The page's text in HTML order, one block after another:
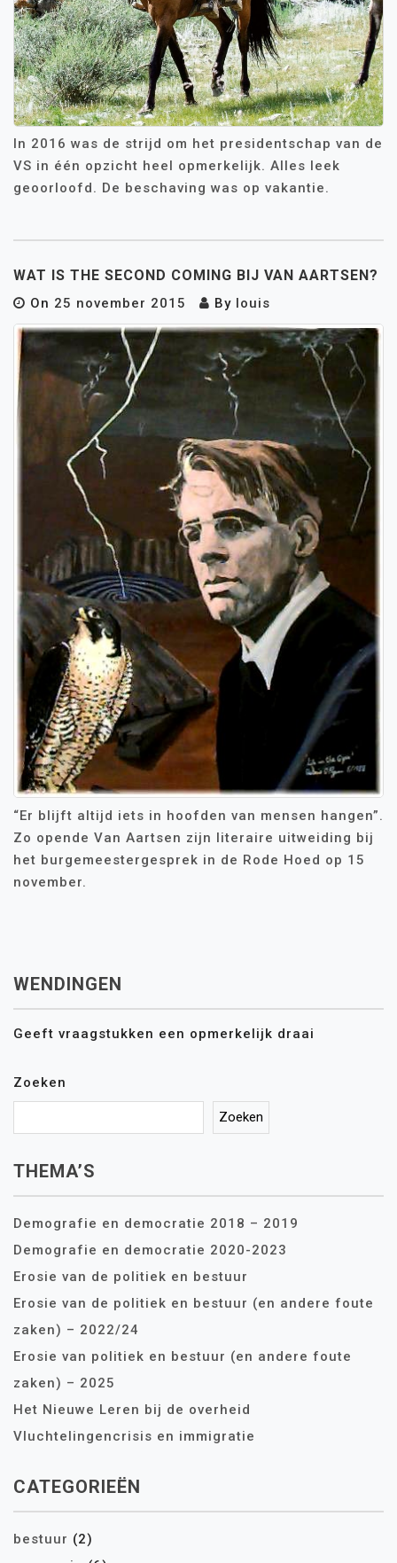
In 2016 was de strijd om het presidentschap van de
VS in één opzicht heel opmerkelijk. Alles leek
geoorloofd. De beschaving was op vakantie.
WAT IS THE SECOND COMING BIJ VAN AARTSEN?
On 25 november 2015 By louis
“Er blijft altijd iets in hoofden van mensen hangen”.
Zo opende Van Aartsen zijn literaire uitweiding bij
het burgemeestergesprek in de Rode Hoed op 15
november.
WENDINGEN
Geeft vraagstukken een opmerkelijk draai
Zoeken
Zoeken
THEMA’S
Demografie en democratie 2018 – 2019
Demografie en democratie 2020-2023
Erosie van de politiek en bestuur
Erosie van de politiek en bestuur (en andere foute
zaken) – 2022/24
Erosie van politiek en bestuur (en andere foute
zaken) – 2025
Het Nieuwe Leren bij de overheid
Vluchtelingencrisis en immigratie
CATEGORIEËN
bestuur (2)